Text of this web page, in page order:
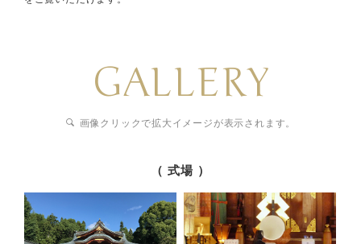
GALLERY
画像クリックで拡大イメージが表示されます。
（ 式場 ）